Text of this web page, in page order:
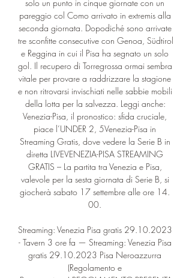
solo un punto in cinque giornate con un
pareggio col Como arrivato in extremis alla
seconda giornata. Dopodiché sono arrivate
tre sconfitte consecutive con Genoa, Südtirol
e Reggina in cui il Pisa ha segnato un solo
gol. Il recupero di Torregrossa ormai sembra
vitale per provare a raddrizzare la stagione
e non ritrovarsi invischiati nelle sabbie mobili
della lotta per la salvezza. Leggi anche:
Venezia-Pisa, il pronostico: sfida cruciale,
piace l’UNDER 2, 5Venezia-Pisa in
Streaming Gratis, dove vedere la Serie B in
diretta LIVEVENEZIA-PISA STREAMING
GRATIS – La partita tra Venezia e Pisa,
valevole per la sesta giornata di Serie B, si
giocherà sabato 17 settembre alle ore 14.
00.
Streaming: Venezia Pisa gratis 29.10.2023
- Tavern 3 ore fa — Streaming: Venezia Pisa
gratis 29.10.2023 Pisa Neroazzurra
(Regolamento e